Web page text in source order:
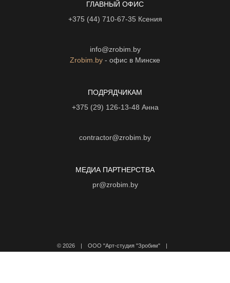
ГЛАВНЫЙ ОФИС
+375 (44) 710-67-35 Ксения
info@zrobim.by
Zrobim.by - офис в Минске
ПОДРЯДЧИКАМ
+375 (29) 126-13-48 Анна
contractor@zrobim.by
МЕДИА ПАРТНЕРСТВА
pr@zrobim.by
© 2026 | ООО "Арт-студия "Зробим" |